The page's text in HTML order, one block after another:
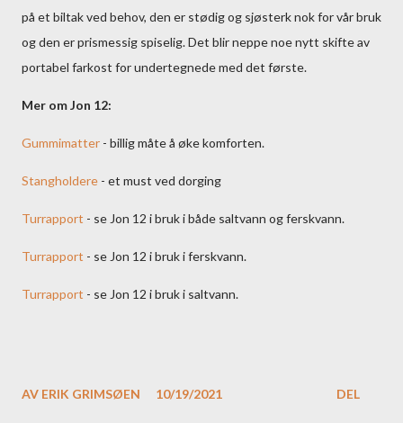
på et biltak ved behov, den er stødig og sjøsterk nok for vår bruk
og den er prismessig spiselig. Det blir neppe noe nytt skifte av
portabel farkost for undertegnede med det første.
Mer om Jon 12:
Gummimatter - billig måte å øke komforten.
Stangholdere - et must ved dorging
Turrapport - se Jon 12 i bruk i både saltvann og ferskvann.
Turrapport - se Jon 12 i bruk i ferskvann.
Turrapport - se Jon 12 i bruk i saltvann.
AV ERIK GRIMSØEN 10/19/2021 DEL